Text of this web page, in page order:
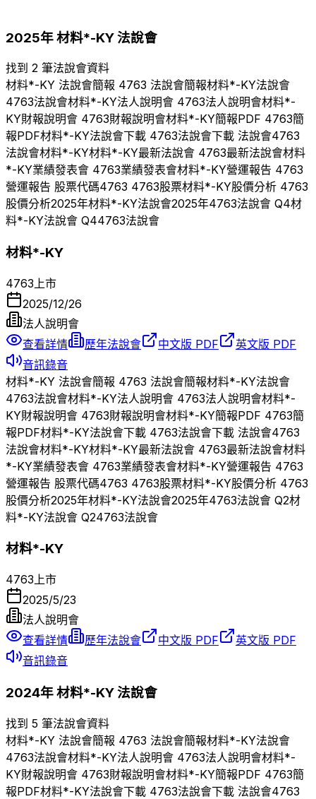
2025年材料*-KY法說會
找到 2 筆法說會資料
材料*-KY 法說會簡報 4763 法說會簡報材料*-KY法說會
4763法說會材料*-KY法人說明會 4763法人說明會材料*-
KY財報說明會 4763財報說明會材料*-KY簡報PDF 4763簡
報PDF材料*-KY法說會下載 4763法說會下載 法說會4763
法說會材料*-KY材料*-KY最新法說會 4763最新法說會材料
*-KY業績發表會 4763業績發表會材料*-KY營運報告 4763
營運報告 股票代碼4763 4763股票材料*-KY股價分析 4763
股價分析2025年材料*-KY法說會2025年4763法說會 Q4材
料*-KY法說會 Q44763法說會
材料*-KY
4763 上市
2025/12/26
法人說明會
查看詳情
歷年法說會 中文版 PDF
英文版 PDF
音訊錄音
材料*-KY 法說會簡報 4763 法說會簡報材料*-KY法說會
4763法說會材料*-KY法人說明會 4763法人說明會材料*-
KY財報說明會 4763財報說明會材料*-KY簡報PDF 4763簡
報PDF材料*-KY法說會下載 4763法說會下載 法說會4763
法說會材料*-KY材料*-KY最新法說會 4763最新法說會材料
*-KY業績發表會 4763業績發表會材料*-KY營運報告 4763
營運報告 股票代碼4763 4763股票材料*-KY股價分析 4763
股價分析2025年材料*-KY法說會2025年4763法說會 Q2材
料*-KY法說會 Q24763法說會
材料*-KY
4763上市
2025/5/23
法人說明會
查看詳情
歷年法說會 中文版 PDF
英文版 PDF
音訊錄音
2024年材料*-KY法說會
找到 5 筆法說會資料
材料*-KY 法說會簡報 4763 法說會簡報材料*-KY法說會
4763法說會材料*-KY法人說明會 4763法人說明會材料*-
KY財報說明會 4763財報說明會材料*-KY簡報PDF 4763簡
報PDF材料*-KY法說會下載 4763法說會下載 法說會4763